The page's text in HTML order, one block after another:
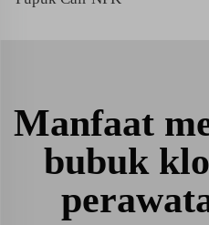
Manfaat
bubuk